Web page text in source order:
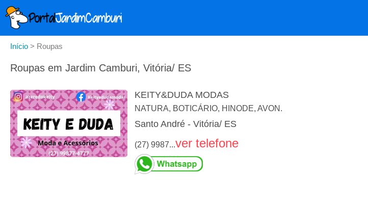
Início > Roupas
Roupas em Jardim Camburi, Vitória/ ES
KEITY&DUDA MODAS
NATURA, BOTICÁRIO, HINODE, AVON.
Santo André - Vitória/ ES
(27) 9987...ver telefone